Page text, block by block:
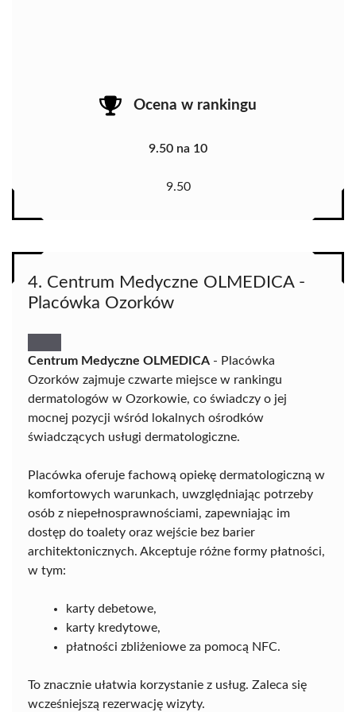
Ocena w rankingu
9.50 na 10
9.50
4. Centrum Medyczne OLMEDICA -
Placówka Ozorków
Centrum Medyczne OLMEDICA - Placówka
Ozorków zajmuje czwarte miejsce w rankingu
dermatologów w Ozorkowie, co świadczy o jej
mocnej pozycji wśród lokalnych ośrodków
świadczących usługi dermatologiczne.
Placówka oferuje fachową opiekę dermatologiczną w
komfortowych warunkach, uwzględniając potrzeby
osób z niepełnosprawnościami, zapewniając im
dostęp do toalety oraz wejście bez barier
architektonicznych. Akceptuje różne formy płatności,
w tym:
karty debetowe,
karty kredytowe,
płatności zbliżeniowe za pomocą NFC.
To znacznie ułatwia korzystanie z usług. Zaleca się
wcześniejszą rezerwację wizyty.